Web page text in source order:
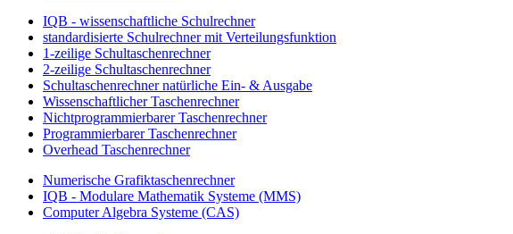
IQB - wissenschaftliche Schulrechner
standardisierte Schulrechner mit Verteilungsfunktion
1-zeilige Schultaschenrechner
2-zeilige Schultaschenrechner
Schultaschenrechner natürliche Ein- & Ausgabe
Wissenschaftlicher Taschenrechner
Nichtprogrammierbarer Taschenrechner
Programmierbarer Taschenrechner
Overhead Taschenrechner
Numerische Grafiktaschenrechner
IQB - Modulare Mathematik Systeme (MMS)
Computer Algebra Systeme (CAS)